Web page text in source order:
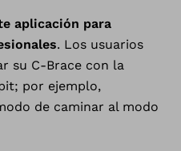
aplicación para
. Los usuarios
su C-Brace con la
por ejemplo,
de caminar al modo